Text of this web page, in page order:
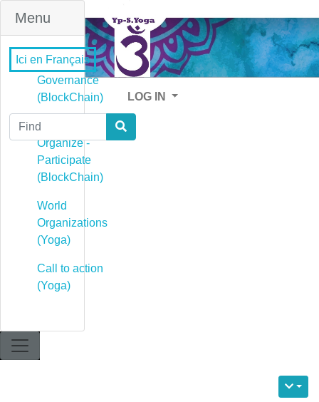
Menu
Governance
(BlockChain)
Governance -
Organize -
Participate
(BlockChain)
World
Organizations
(Yoga)
Call to action
(Yoga)
Ici en Français
LOG IN
Find